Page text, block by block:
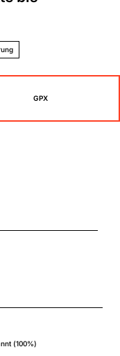
GPX
(100%)